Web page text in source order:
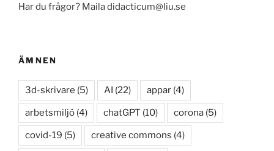
Har du frågor? Maila didacticum@liu.se
ÄMNEN
3d-skrivare (5) AI (22) appar (4)
arbetsmiljö (4) chatGPT (10) corona (5)
covid-19 (5) creative commons (4)